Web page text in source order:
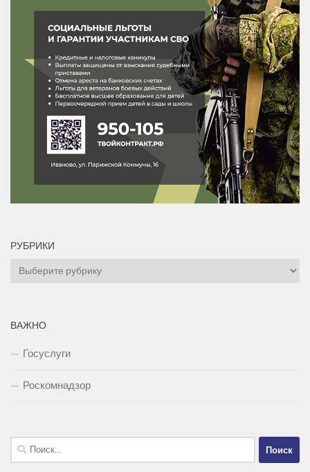
РУБРИКИ
Рубрики
ВАЖНО
Госуслуги
Роскомнадзор
Найти: